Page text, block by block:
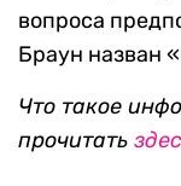
вопроса
Браун назван
Что такое
прочитать